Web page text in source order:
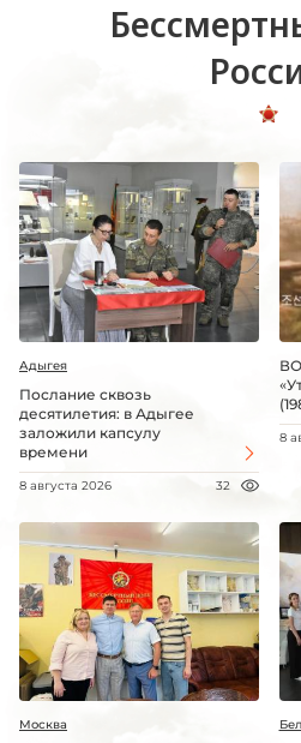
Адыгея
Послание сквозь
десятилетия: в Адыгее
заложили капсулу
времени
8 августа 2026 32
8
Москва